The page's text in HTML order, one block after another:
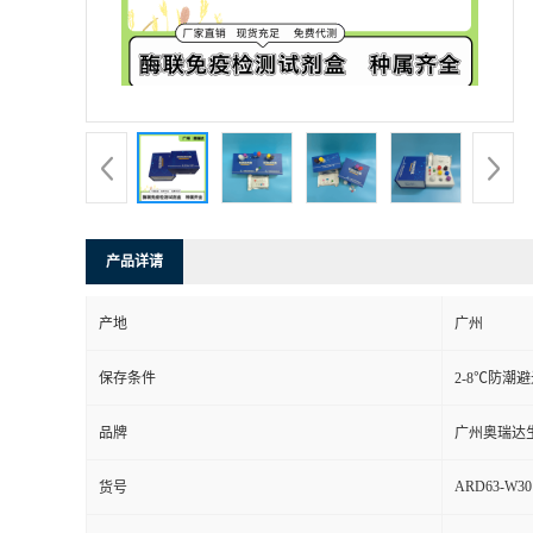
产品详请
产地 广州
保存条件 2-8℃防潮避
品牌 广州奥瑞达
货号 ARD63-W30